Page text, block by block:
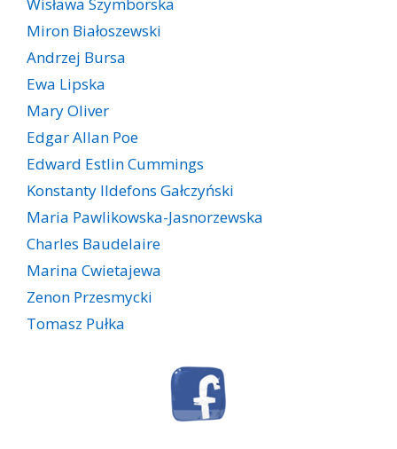
Wisława Szymborska
Miron Białoszewski
Andrzej Bursa
Ewa Lipska
Mary Oliver
Edgar Allan Poe
Edward Estlin Cummings
Konstanty Ildefons Gałczyński
Maria Pawlikowska-Jasnorzewska
Charles Baudelaire
Marina Cwietajewa
Zenon Przesmycki
Tomasz Pułka